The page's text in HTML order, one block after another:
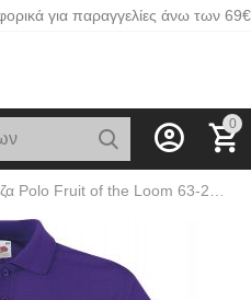
για παραγγελίες άνω των 69€
0